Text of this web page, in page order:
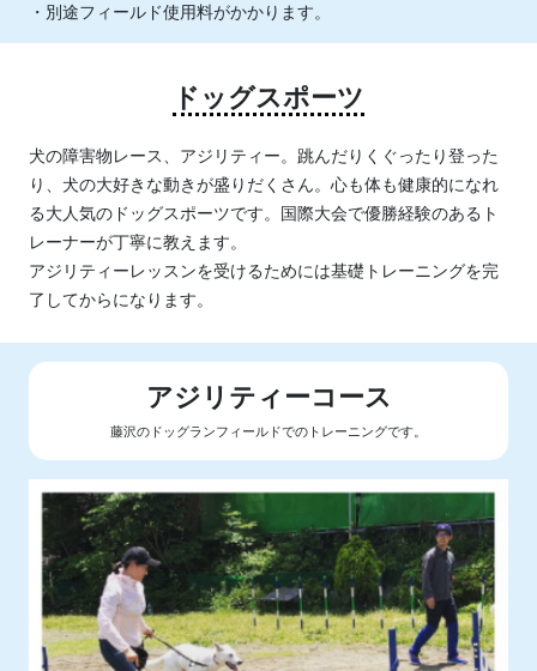
・別途フィールド使用料がかかります。
ドッグスポーツ
犬の障害物レース、アジリティー。跳んだりくぐったり登った
り、犬の大好きな動きが盛りだくさん。心も体も健康的になれ
る大人気のドッグスポーツです。国際大会で優勝経験のあるト
レーナーが丁寧に教えます。
アジリティーレッスンを受けるためには基礎トレーニングを完
了してからになります。
アジリティーコース
藤沢のドッグランフィールドでのトレーニングです。